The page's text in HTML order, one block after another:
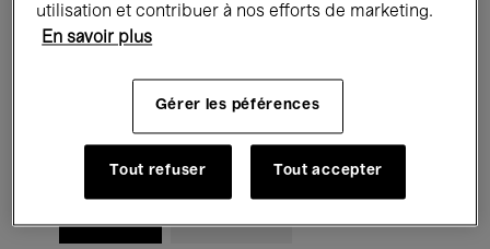
Rencontres & Débats
Musique classique Global Music
Musique électronique
Pour tous Kids’ Palace
utilisation et contribuer à nos efforts de marketing.
En savoir plus
Gérer les péférences
Tout refuser Tout accepter